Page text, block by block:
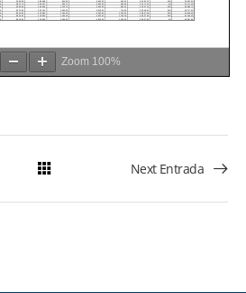
Zoom 100%
Next Entrada